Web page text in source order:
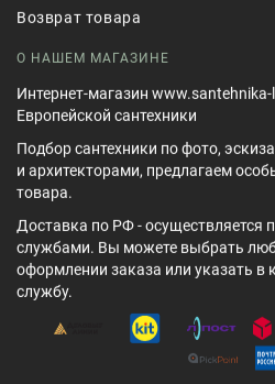
Возврат товара
О НАШЕМ МАГАЗИНЕ
Интернет-магазин
Европейской сантехники
Подбор сантехники по фото,
и архитекторами, предлагаем
товара.
Доставка по РФ - осуществляется
службами. Вы можете выбрать
оформлении заказа или указать в
службу.